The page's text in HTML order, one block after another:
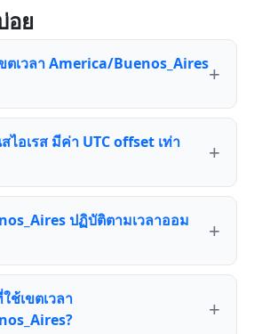
อย
ตเวลา America/Buenos_Aires
ไอเรส มีค่า UTC offset เท่า
ปฏิบัติตามเวลาออม
ช้เขตเวลา